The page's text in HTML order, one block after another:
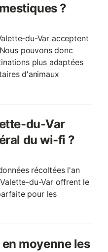
?
du-Var acceptent
pouvons donc
plus adaptées
d'animaux
du-Var
du wi-fi ?
récoltées l'an
du-Var offrent le
pour les
moyenne les